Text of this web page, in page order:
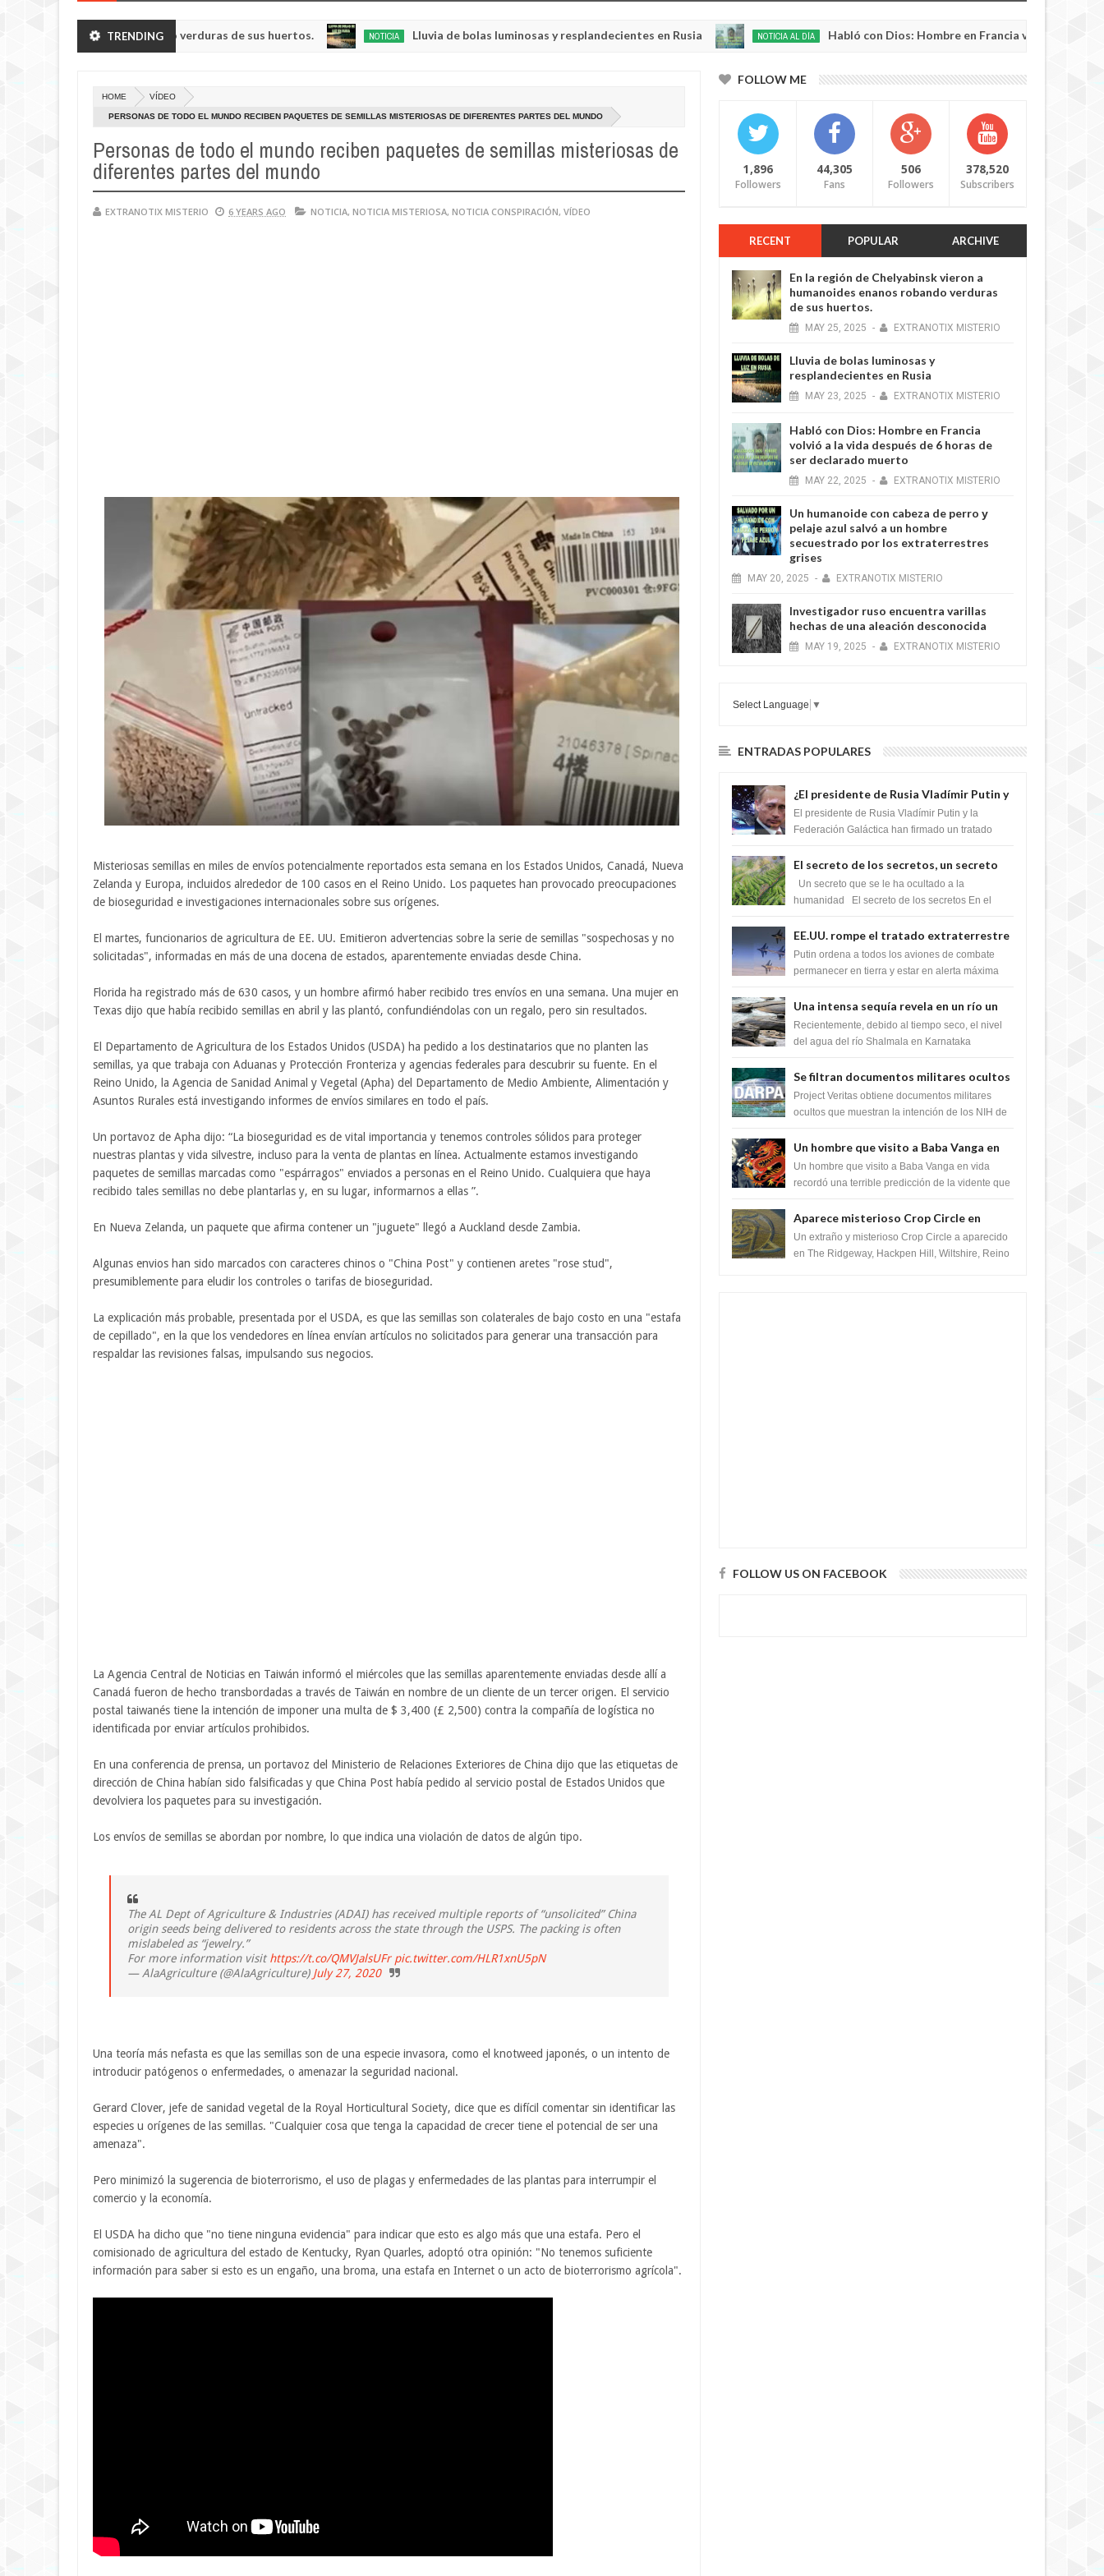
TRENDING
enanos robando verduras de sus huertos. NOTICIA Lluvia de bolas luminosas y resplandecientes en Rusia NOTICIA AL DÍA Habló con Dios: Hombre en Francia volvió a la vida
HOME VÍDEO
PERSONAS DE TODO EL MUNDO RECIBEN PAQUETES DE SEMILLAS MISTERIOSAS DE DIFERENTES PARTES DEL MUNDO
Personas de todo el mundo reciben paquetes de semillas misteriosas de
diferentes partes del mundo
EXTRANOTIX MISTERIO 6 YEARS AGO NOTICIA, NOTICIA MISTERIOSA, NOTICIA CONSPIRACIÓN, VÍDEO
Misteriosas semillas en miles de envíos potencialmente reportados esta semana en los Estados Unidos, Canadá, Nueva
Zelanda y Europa, incluidos alrededor de 100 casos en el Reino Unido. Los paquetes han provocado preocupaciones
de bioseguridad e investigaciones internacionales sobre sus orígenes.
El martes, funcionarios de agricultura de EE. UU. Emitieron advertencias sobre la serie de semillas "sospechosas y no
solicitadas", informadas en más de una docena de estados, aparentemente enviadas desde China.
Florida ha registrado más de 630 casos, y un hombre afirmó haber recibido tres envíos en una semana. Una mujer en
Texas dijo que había recibido semillas en abril y las plantó, confundiéndolas con un regalo, pero sin resultados.
El Departamento de Agricultura de los Estados Unidos (USDA) ha pedido a los destinatarios que no planten las
semillas, ya que trabaja con Aduanas y Protección Fronteriza y agencias federales para descubrir su fuente. En el
Reino Unido, la Agencia de Sanidad Animal y Vegetal (Apha) del Departamento de Medio Ambiente, Alimentación y
Asuntos Rurales está investigando informes de envíos similares en todo el país.
Un portavoz de Apha dijo: “La bioseguridad es de vital importancia y tenemos controles sólidos para proteger
nuestras plantas y vida silvestre, incluso para la venta de plantas en línea. Actualmente estamos investigando
paquetes de semillas marcadas como "espárragos" enviados a personas en el Reino Unido. Cualquiera que haya
recibido tales semillas no debe plantarlas y, en su lugar, informarnos a ellas ”.
En Nueva Zelanda, un paquete que afirma contener un "juguete" llegó a Auckland desde Zambia.
Algunas envios han sido marcados con caracteres chinos o "China Post" y contienen aretes "rose stud",
presumiblemente para eludir los controles o tarifas de bioseguridad.
La explicación más probable, presentada por el USDA, es que las semillas son colaterales de bajo costo en una "estafa
de cepillado", en la que los vendedores en línea envían artículos no solicitados para generar una transacción para
respaldar las revisiones falsas, impulsando sus negocios.
La Agencia Central de Noticias en Taiwán informó el miércoles que las semillas aparentemente enviadas desde allí a
Canadá fueron de hecho transbordadas a través de Taiwán en nombre de un cliente de un tercer origen. El servicio
postal taiwanés tiene la intención de imponer una multa de $ 3,400 (£ 2,500) contra la compañía de logística no
identificada por enviar artículos prohibidos.
En una conferencia de prensa, un portavoz del Ministerio de Relaciones Exteriores de China dijo que las etiquetas de
dirección de China habían sido falsificadas y que China Post había pedido al servicio postal de Estados Unidos que
devolviera los paquetes para su investigación.
Los envíos de semillas se abordan por nombre, lo que indica una violación de datos de algún tipo.
The AL Dept of Agriculture & Industries (ADAI) has received multiple reports of “unsolicited” China
origin seeds being delivered to residents across the state through the USPS. The packing is often
mislabeled as “jewelry.”
For more information visit https://t.co/QMVJalsUFr pic.twitter.com/HLR1xnU5pN
— AlaAgriculture (@AlaAgriculture) July 27, 2020
Una teoría más nefasta es que las semillas son de una especie invasora, como el knotweed japonés, o un intento de
introducir patógenos o enfermedades, o amenazar la seguridad nacional.
Gerard Clover, jefe de sanidad vegetal de la Royal Horticultural Society, dice que es difícil comentar sin identificar las
especies u orígenes de las semillas. "Cualquier cosa que tenga la capacidad de crecer tiene el potencial de ser una
amenaza".
Pero minimizó la sugerencia de bioterrorismo, el uso de plagas y enfermedades de las plantas para interrumpir el
comercio y la economía.
El USDA ha dicho que "no tiene ninguna evidencia" para indicar que esto es algo más que una estafa. Pero el
comisionado de agricultura del estado de Kentucky, Ryan Quarles, adoptó otra opinión: "No tenemos suficiente
información para saber si esto es un engaño, una broma, una estafa en Internet o un acto de bioterrorismo agrícola".
FOLLOW ME
1,896
Followers
44,305
Fans
506
Followers
378,520
Subscribers
RECENT POPULAR ARCHIVE
En la región de Chelyabinsk vieron a
humanoides enanos robando verduras
de sus huertos.
MAY 25, 2025 - EXTRANOTIX MISTERIO
Lluvia de bolas luminosas y
resplandecientes en Rusia
MAY 23, 2025 - EXTRANOTIX MISTERIO
Habló con Dios: Hombre en Francia
volvió a la vida después de 6 horas de
ser declarado muerto
MAY 22, 2025 - EXTRANOTIX MISTERIO
Un humanoide con cabeza de perro у
pelaje azul salvó a un hombre
secuestrado por los extraterrestres
grises
MAY 20, 2025 - EXTRANOTIX MISTERIO
Investigador ruso encuentra varillas
hechas de una aleación desconocida
MAY 19, 2025 - EXTRANOTIX MISTERIO
Select Language ▼
ENTRADAS POPULARES
¿El presidente de Rusia Vladímir Putin y
la Federación Galactica han firmado un
tratado para acabar con los Sionistas?
El presidente de Rusia Vladímir Putin y la
Federación Galáctica han firmado un tratado
Si...
El secreto de los secretos, un secreto
que cambiaría por completo el destino
de la humanidad
Un secreto que se le ha ocultado a la
humanidad El secreto de los secretos En el
m...
EE.UU. rompe el tratado extraterrestre
y se prepara para destruir el misterioso
satélite "Caballero Negro"
Putin ordena a todos los aviones de combate
permanecer en tierra y estar en alerta máxima
el ...
Una intensa sequía revela en un río un
impresionante hallazgo de miles de
Shiva Lingas
Recientemente, debido al tiempo seco, el nivel
del agua del río Shalmala en Karnataka
Shiv...
Se filtran documentos militares ocultos
que muestran la intención de los NIH de
crear el SARS-CoV-2, utilizando la
Project Veritas obtiene documentos militares
ocultos que muestran la intención de los NIH de
Un hombre que visito a Baba Vanga en
vida recordó la terrible predicción de la
vidente para febrero de 2022.
Un hombre que visito a Baba Vanga en vida
recordó una terrible predicción de la vidente que
pron...
Aparece misterioso Crop Circle en
Reino Unido 23 de junio 2016
Un extraño y misterioso Crop Circle a aparecido
en The Ridgeway, Hackpen Hill, Wiltshire, Reino
FOLLOW US ON FACEBOOK